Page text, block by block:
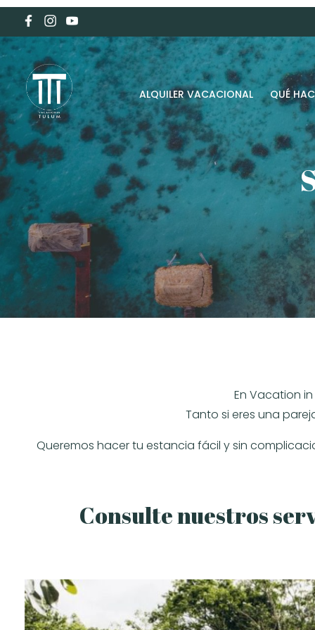
ALQUILER VACACIONAL QUÉ
En Vacation
Tanto si eres una
Queremos hacer tu estancia fácil y sin
Consulte nuestros